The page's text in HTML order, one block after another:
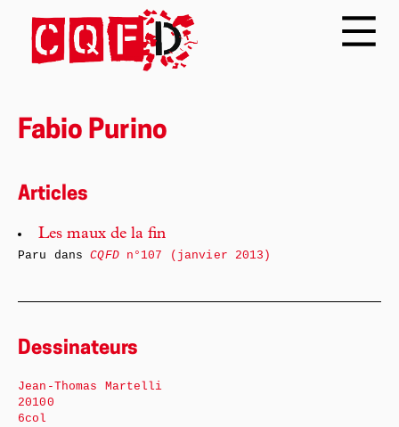
Fabio Purino
Articles
Les maux de la fin
Paru dansCQFDn°107 (janvier 2013)
Dessinateurs
Jean-Thomas Martelli
20100
6col